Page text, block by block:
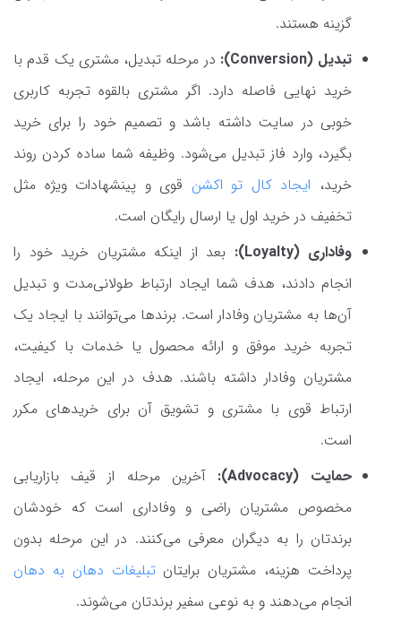
گزینه هستند.
تبدیل (Conversion):
در مرحله تبدیل، مشتری یک قدم با
خرید نهایی فاصله دارد. اگر مشتری بالقوه تجربه کاربری
خوبی در سایت داشته باشد و تصمیم خود را برای خرید
بگیرد، وارد فاز تبدیل می‌شود. وظیفه شما ساده کردن روند
خرید،‌ ایجاد کال تو اکشن قوی و پینشهادات ویژه مثل
تخفیف در خرید اول یا ارسال رایگان است.
وفاداری (Loyalty):
بعد از اینکه مشتریان خرید خود را
انجام دادند، هدف شما ایجاد ارتباط طولانی‌مدت و تبدیل
آن‌ها به مشتریان وفادار است. برندها می‌توانند با ایجاد یک
تجربه خرید موفق و ارائه محصول یا خدمات با کیفیت،
مشتریان وفادار داشته باشند. هدف در این مرحله، ایجاد
ارتباط قوی با مشتری و تشویق آن برای خریدهای مکرر
است.
حمایت (Advocacy):
آخرین مرحله از قیف بازاریابی
مخصوص مشتریان راضی و وفاداری است که خودشان
برندتان را به دیگران معرفی می‌کنند. در این مرحله بدون
پرداخت هزینه، مشتریان برایتانتبلیغات دهان به دهان
انجام می‌دهند و به نوعی سفیر برندتان می‌شوند.